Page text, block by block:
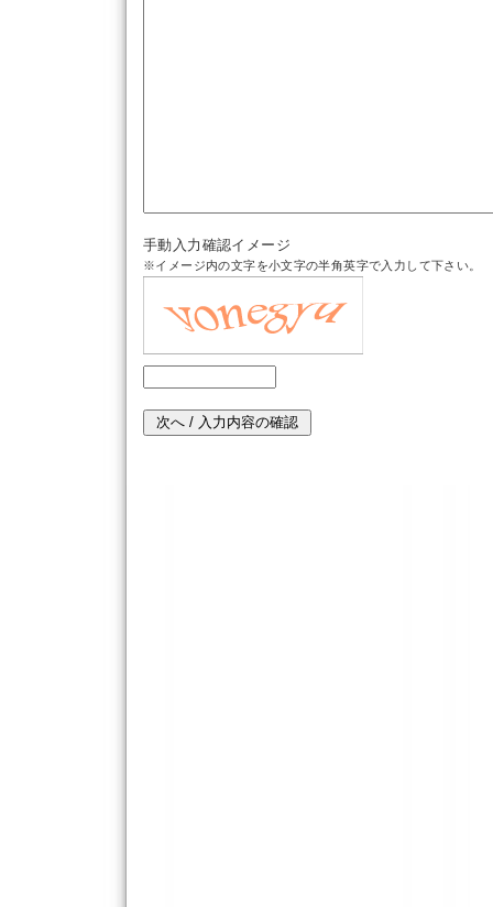
手動入力確認イメージ
※イメージ内の文字を小文字の半角英字で入力して下さい。